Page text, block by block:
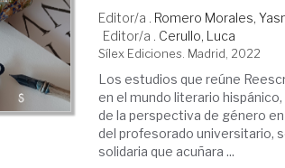
Editor/a . Romero Morales,
Editor/a . Cerullo, Luca
Sílex Ediciones. Madrid, 2022
Los estudios que reúne
en el mundo literario
de la perspectiva de género
del profesorado universitario,
solidaria que acuñara ...